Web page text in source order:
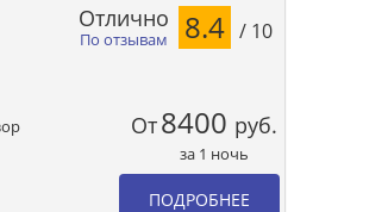
По отзывам
Отлично 8.4 / 10
От8400 руб.
за 1 ночь
ПОДРОБНЕЕ